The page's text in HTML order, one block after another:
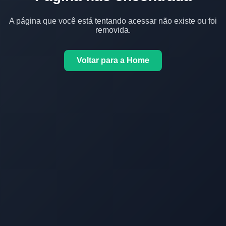
A página que você está tentando acessar não existe ou foi
removida.
Voltar para a Home